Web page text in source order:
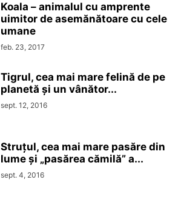
Koala – animalul cu amprente
uimitor de asemănătoare cu cele
umane
feb. 23, 2017
Tigrul, cea mai mare felină de pe
planetă și un vânător...
sept. 12, 2016
Struțul, cea mai mare pasăre din
lume și „pasărea cămilă” a...
sept. 4, 2016